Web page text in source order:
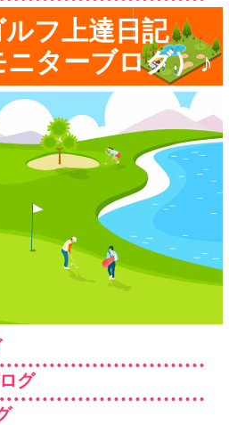
フ上達日記
ニターブログ）♪
グ